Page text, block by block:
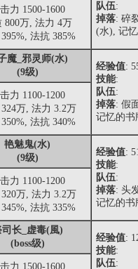
队伍:
掉落: 碎
(水), 记
力 1500-1600
800万, 法力 4万
法抗 385%
魔_邪灵师(水)
(9级)
经验值:
技能:
队伍:
掉落: 假
记忆的
力 1100-1200
万, 法力 3.2万
法抗 340%
艳魅鬼(水)
(9级)
经验值:
技能:
队伍:
掉落: 头
记忆的书
力 1100-1200
万, 法力 3.2万
法抗 335%
司长_虚毒(風)
(boss级)
经验值:
技能:
队伍:
力 1500-1600